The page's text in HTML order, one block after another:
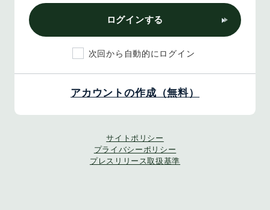
ログインする
次回から自動的にログイン
アカウントの作成（無料）
サイトポリシー
プライバシーポリシー
プレスリリース取扱基準